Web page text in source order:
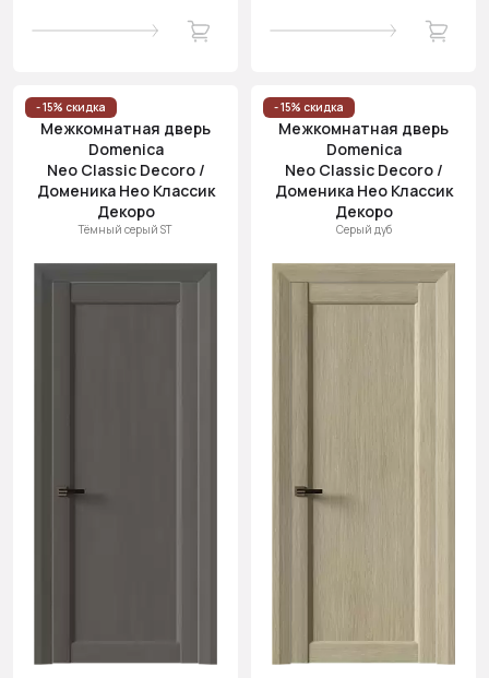
- 15% скидка
Межкомнатная дверь
Domenica
Neo Classic Decoro /
Доменика Нео Классик
Декоро
Тёмный серый ST
- 15% скидка
Межкомнатная дверь
Domenica
Neo Classic Decoro /
Доменика Нео Классик
Декоро
Серый дуб